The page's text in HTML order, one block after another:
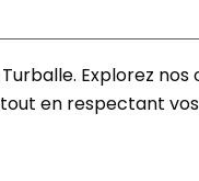
Explorez
en respectant